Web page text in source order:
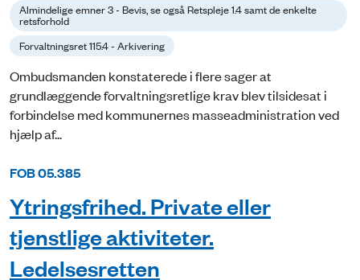
Almindelige emner 3 - Bevis, se også Retspleje 1.4 samt de enkelte
retsforhold
Forvaltningsret 115.4 - Arkivering
Ombudsmanden konstaterede i flere sager at
grundlæggende forvaltningsretlige krav blev tilsidesat i
forbindelse med kommunernes masseadministration ved
hjælp af...
FOB 05.385
Ytringsfrihed. Private eller
tjenstlige aktiviteter.
Ledelsesretten